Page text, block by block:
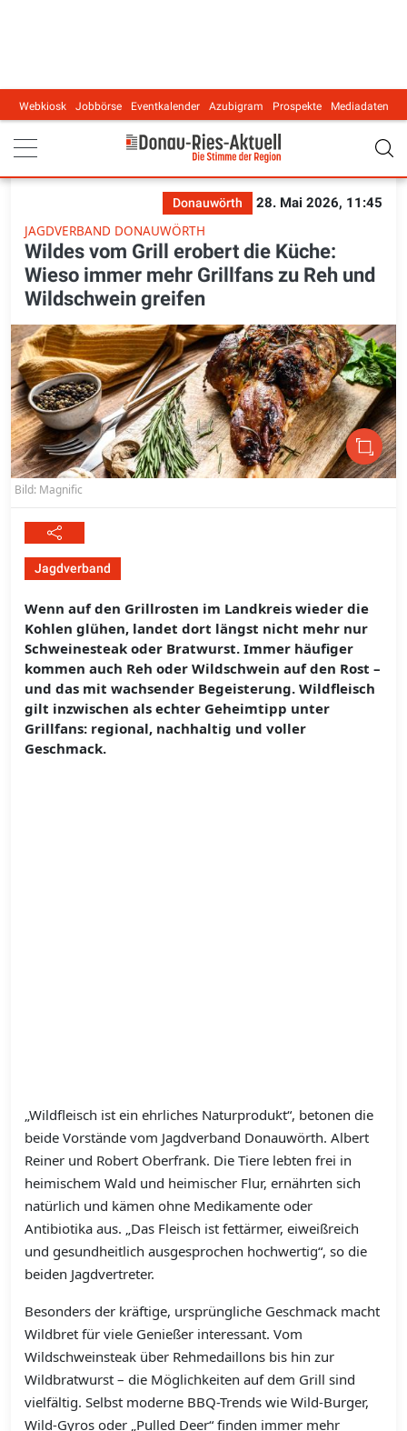
Main navigation
Webkiosk Jobbörse Eventkalender Azubigram Prospekte Mediadaten
Donauwörth
28. Mai 2026, 11:45
JAGDVERBAND DONAUWÖRTH
Wildes vom Grill erobert die Küche:
Wieso immer mehr Grillfans zu Reh und
Wildschwein greifen
Bild: Magnific
Jagdverband
Wenn auf den Grillrosten im Landkreis wieder die
Kohlen glühen, landet dort längst nicht mehr nur
Schweinesteak oder Bratwurst. Immer häufiger
kommen auch Reh oder Wildschwein auf den Rost –
und das mit wachsender Begeisterung. Wildfleisch
gilt inzwischen als echter Geheimtipp unter
Grillfans: regional, nachhaltig und voller
Geschmack.
„Wildfleisch ist ein ehrliches Naturprodukt“, betonen die
beide Vorstände vom Jagdverband Donauwörth. Albert
Reiner und Robert Oberfrank. Die Tiere lebten frei in
heimischem Wald und heimischer Flur, ernährten sich
natürlich und kämen ohne Medikamente oder
Antibiotika aus. „Das Fleisch ist fettärmer, eiweißreich
und gesundheitlich ausgesprochen hochwertig“, so die
beiden Jagdvertreter.
Besonders der kräftige, ursprüngliche Geschmack macht
Wildbret für viele Genießer interessant. Vom
Wildschweinsteak über Rehmedaillons bis hin zur
Wildbratwurst – die Möglichkeiten auf dem Grill sind
vielfältig. Selbst moderne BBQ-Trends wie Wild-Burger,
Wild-Gyros oder „Pulled Deer“ finden immer mehr